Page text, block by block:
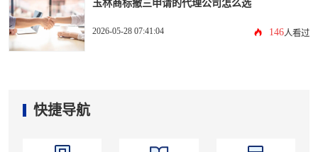
玉林商标撤三申请的代理公司怎么选
2026-05-28 07:41:04 146人看过
快捷导航